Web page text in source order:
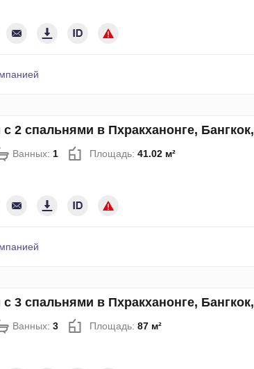
2 спальнями в Пхракханонге,
Ванных: 1 Площадь: 41.02 м²
3 спальнями в Пхракханонге,
Ванных: 3 Площадь: 87 м²